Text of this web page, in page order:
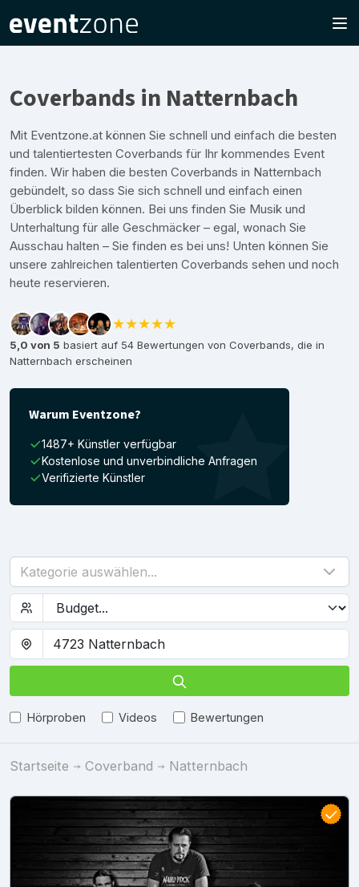
Coverbands in Natternbach
Mit Eventzone.at können Sie schnell und einfach die besten
und talentiertesten Coverbands für Ihr kommendes Event
finden. Wir haben die besten Coverbands in Natternbach
gebündelt, so dass Sie sich schnell und einfach einen
Überblick bilden können. Bei uns finden Sie Musik und
Unterhaltung für alle Geschmäcker – egal, wonach Sie
Ausschau halten – Sie finden es bei uns! Unten können Sie
unsere zahlreichen talentierten Coverbands sehen und noch
heute reservieren.
★★★★★
5,0 von 5 basiert auf 54 Bewertungen von Coverbands, die in
Natternbach erscheinen
Warum Eventzone?
1487+ Künstler verfügbar
Kostenlose und unverbindliche Anfragen
Verifizierte Künstler
Kategorie auswählen...
Hörproben Videos Bewertungen
Startseite Coverband Natternbach